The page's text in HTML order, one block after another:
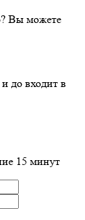
Вы можете
до входит в
15 минут